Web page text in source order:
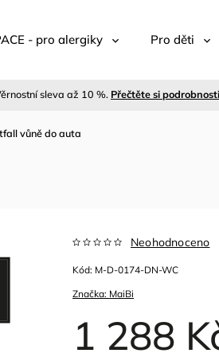
- pro alergiky Pro děti
sleva až 10 %. Přečtěte si
vůně do auta
Značka: MaiBi
Neohodnoceno
1 288
Kód: M-D-0174-DN-WC